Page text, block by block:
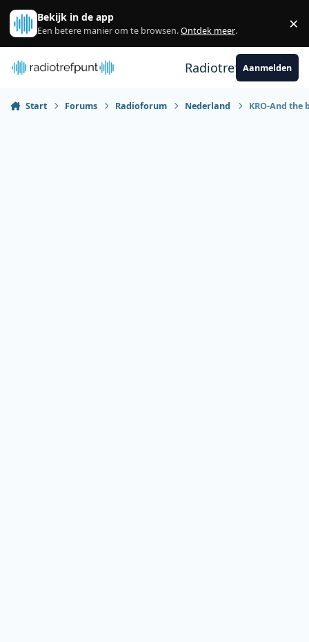
Spring naar bijdragen
Bekijk in de app
Een betere manier om te browsen.Ontdek meer. ×
RadiotrefpuntAanmelden
Start Forums Radioforum Nederland KRO-And the